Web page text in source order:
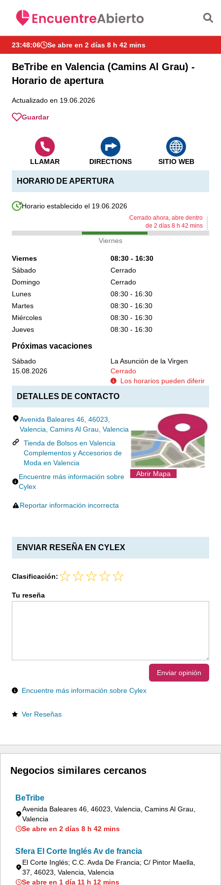
23:48:06 Se abre en 2 días 8 h 42 mins
BeTribe en Valencia (Camins Al Grau) -
Horario de apertura
Actualizado en 19.06.2026
Guardar
HORARIO DE APERTURA
Horario establecido el 19.06.2026
Cerrado ahora, abre dentro
de2 días8 h42 mins
Viernes
Viernes
08:30 - 16:30
Sábado
Cerrado
Domingo
Cerrado
Lunes
08:30 - 16:30
Martes
08:30 - 16:30
Miércoles
08:30 - 16:30
Jueves
08:30 - 16:30
Próximas vacaciones
Sábado
La Asunción de la Virgen
15.08.2026
Cerrado
Los horarios pueden diferir
DETALLES DE CONTACTO
Avenida Baleares 46, 46023,
Valencia, Camins Al Grau, Valencia
Tienda de Bolsos en Valencia
Complementos y Accesorios de
Moda en Valencia
Encuentre más información sobre
Cylex
Reportar información incorrecta
Abrir Mapa
LLAMAR DIRECTIONS SITIO WEB
ENVIAR RESEÑA EN CYLEX
Clasificación:
Tu reseña
Enviar opinión
Encuentre más información sobre Cylex
Ver Reseñas
Negocios similares cercanos
BeTribe
Avenida Baleares 46, 46023, Valencia, Camins Al Grau,
Valencia
Se abre en 2 días 8 h 42 mins
Sfera El Corte Inglés Av de francia
El Corte Inglés; C.C. Avda De Francia; C/ Pintor Maella,
37, 46023, Valencia, Valencia
Se abre en 1 día 11 h 12 mins